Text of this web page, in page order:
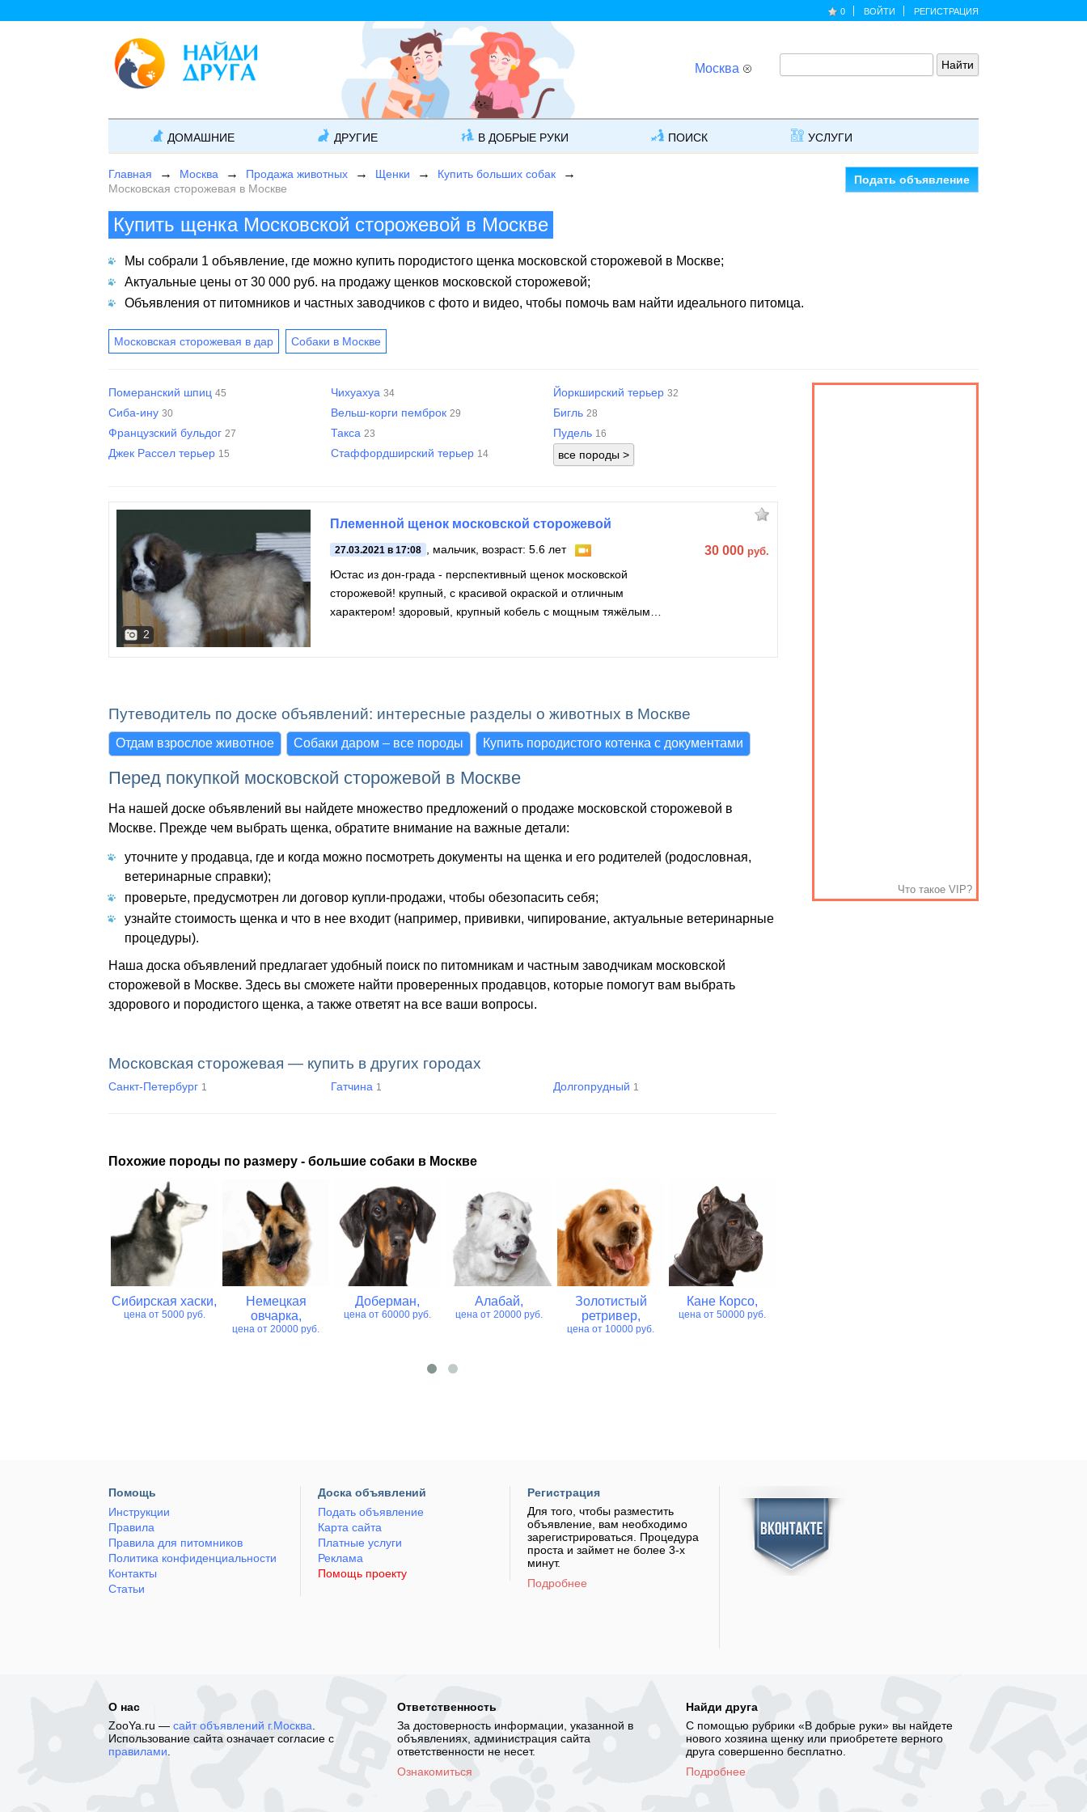
0 ВОЙТИ РЕГИСТРАЦИЯ
Москва
ДОМАШНИЕ ДРУГИЕ В ДОБРЫЕ РУКИ ПОИСК УСЛУГИ
Главная Москва Продажа животных Щенки
Купить больших собак
Московская сторожевая в Москве
Подать объявление
Купить щенка Московской сторожевой в Москве
Мы собрали 1 объявление, где можно купить породистого щенка московской сторожевой в Москве;
Актуальные цены от 30 000 руб. на продажу щенков московской сторожевой;
Объявления от питомников и частных заводчиков с фото и видео, чтобы помочь вам найти идеального питомца.
Московская сторожевая в дар Собаки в Москве
Что такое VIP?
Померанский шпиц45 Чихуахуа34 Йоркширский терьер32
Сиба-ину30 Вельш-корги пемброк 29 Бигль 28
Французский бульдог 27 Такса 23 Пудель 16
Джек Рассел терьер 15 Стаффордширский терьер 14
2
Племенной щенок московской сторожевой
27.03.2021 в 17:08
, мальчик, возраст: 5.6 лет
Юстас из дон-града - перспективный щенок московской
сторожевой! крупный, с красивой окраской и отличным
характером! здоровый, крупный кобель с мощным тяжёлым
30 000 руб.
Путеводитель по доске объявлений: интересные разделы о животных в Москве
Отдам взрослое животное Собаки даром – все породы Купить породистого котенка с документами
Перед покупкой московской сторожевой в Москве
На нашей доске объявлений вы найдете множество предложений о продаже московской сторожевой в
Москве. Прежде чем выбрать щенка, обратите внимание на важные детали:
уточните у продавца, где и когда можно посмотреть документы на щенка и его родителей (родословная,
ветеринарные справки);
проверьте, предусмотрен ли договор купли-продажи, чтобы обезопасить себя;
узнайте стоимость щенка и что в нее входит (например, прививки, чипирование, актуальные ветеринарные
процедуры).
Наша доска объявлений предлагает удобный поиск по питомникам и частным заводчикам московской
сторожевой в Москве. Здесь вы сможете найти проверенных продавцов, которые помогут вам выбрать
здорового и породистого щенка, а также ответят на все ваши вопросы.
Московская сторожевая — купить в других городах
Санкт-Петербург 1 Гатчина 1 Долгопрудный 1
Похожие породы по размеру - большие собаки в Москве
Сибирская хаски,
цена от 5000 руб.
Немецкая
овчарка,
цена от 20000 руб.
Доберман,
цена от 60000 руб.
Алабай,
цена от 20000 руб.
Золотистый
ретривер,
цена от 10000 руб.
Кане Корсо,
цена от 50000 руб.
Помощь
Инструкции
Правила
Правила для питомников
Политика конфиденциальности
Контакты
Статьи
Доска объявлений
Подать объявление
Карта сайта
Платные услуги
Реклама
Помощь проекту
Регистрация
Для того, чтобы разместить
объявление, вам необходимо
зарегистрироваться. Процедура
проста и займет не более 3-х
минут.
Подробнее
О нас
ZooYa.ru —сайт объявлений г.Москва
Использование сайта означает согласие с
правилами
Ответственность
За достоверность информации, указанной в
объявлениях, администрация сайта
ответственности не несет.
Ознакомиться
Найди друга
С помощью рубрики «В добрые руки» вы найдете
нового хозяина щенку или приобретете верного
друга совершенно бесплатно.
Подробнее